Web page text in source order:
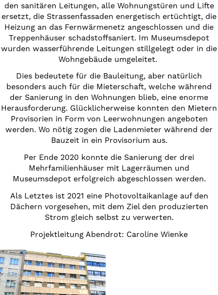
den sanitären Leitungen, alle Wohnungstüren und Lifte
ersetzt, die Strassenfassaden energetisch ertüchtigt, die
Heizung an das Fernwärmenetz angeschlossen und die
Treppenhäuser schadstoffsaniert. Im Museumsdepot
wurden wasserführende Leitungen stillgelegt oder in die
Wohngebäude umgeleitet.
Dies bedeutete für die Bauleitung, aber natürlich
besonders auch für die Mieterschaft, welche während
der Sanierung in den Wohnungen blieb, eine enorme
Herausforderung. Glücklicherweise konnten den Mietern
Provisorien in Form von Leerwohnungen angeboten
werden. Wo nötig zogen die Ladenmieter während der
Bauzeit in ein Provisorium aus.
Per Ende 2020 konnte die Sanierung der drei
Mehrfamilienhäuser mit Lagerräumen und
Museumsdepot erfolgreich abgeschlossen werden.
Als Letztes ist 2021 eine Photovoltaikanlage auf den
Dächern vorgesehen, mit dem Ziel den produzierten
Strom gleich selbst zu verwerten.
Projektleitung Abendrot: Caroline Wienke